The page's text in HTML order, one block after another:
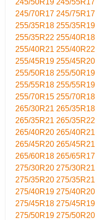
245/50R19 245/55R17
245/70R17 245/75R17
255/35R18 255/35R19
255/35R22 255/40R18
255/40R21 255/40R22
255/45R19 255/45R20
255/50R18 255/50R19
255/55R18 255/55R19
255/70R15 255/70R18
265/30R21 265/35R18
265/35R21 265/35R22
265/40R20 265/40R21
265/45R20 265/45R21
265/60R18 265/65R17
275/30R20 275/30R21
275/35R20 275/35R21
275/40R19 275/40R20
275/45R18 275/45R19
275/50R19 275/50R20